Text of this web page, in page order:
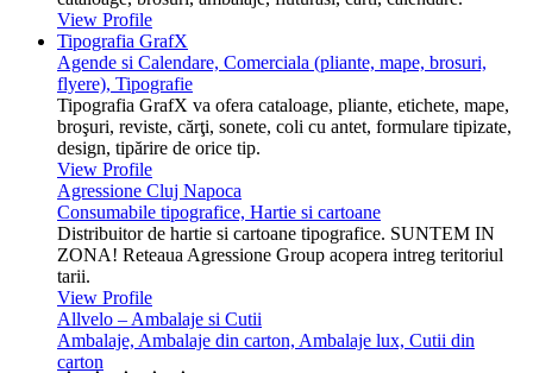
View Profile
Tipografia GrafX
Agende si Calendare, Comerciala (pliante, mape, brosuri,
flyere), Tipografie
Tipografia GrafX va ofera cataloage, pliante, etichete, mape,
broşuri, reviste, cărţi, sonete, coli cu antet, formulare tipizate,
design, tipărire de orice tip.
View Profile
Agressione Cluj Napoca
Consumabile tipografice, Hartie si cartoane
Distribuitor de hartie si cartoane tipografice. SUNTEM IN
ZONA! Reteaua Agressione Group acopera intreg teritoriul
tarii.
View Profile
Allvelo – Ambalaje si Cutii
Ambalaje, Ambalaje din carton, Ambalaje lux, Cutii din
carton